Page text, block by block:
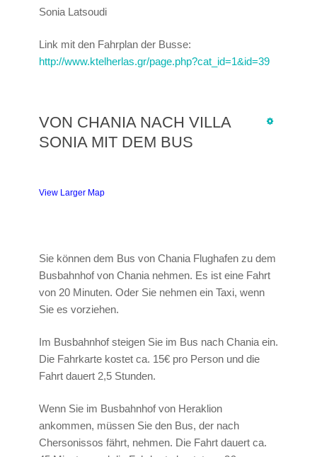
Sonia Latsoudi
Link mit den Fahrplan der Busse:
http://www.ktelherlas.gr/page.php?cat_id=1&id=39
VON CHANIA NACH VILLA
SONIA MIT DEM BUS
View Larger Map
Sie können dem Bus von Chania Flughafen zu dem
Busbahnhof von Chania nehmen. Es ist eine Fahrt
von 20 Minuten. Oder Sie nehmen ein Taxi, wenn
Sie es vorziehen.
Im Busbahnhof steigen Sie im Bus nach Chania ein.
Die Fahrkarte kostet ca. 15€ pro Person und die
Fahrt dauert 2,5 Stunden.
Wenn Sie im Busbahnhof von Heraklion
ankommen, müssen Sie den Bus, der nach
Chersonissos fährt, nehmen. Die Fahrt dauert ca.